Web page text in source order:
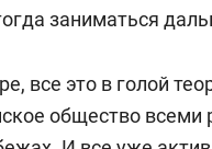
заниматься
все это в голой
общество всеми